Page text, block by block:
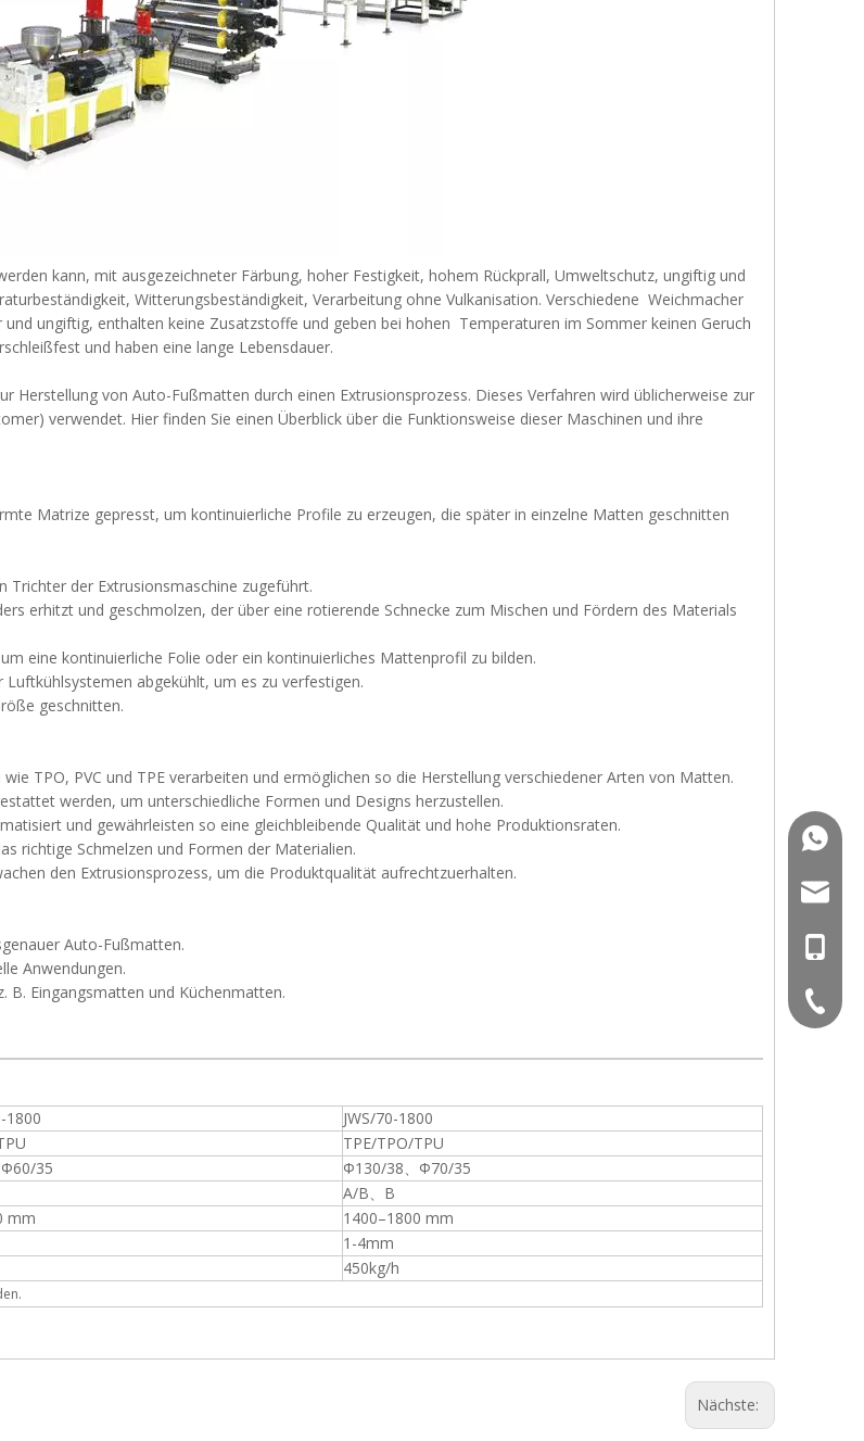
kann, mit ausgezeichneter Färbung, hoher Festigkeit, hohem Rückprall, Umweltschutz, ungiftig und
Witterungsbeständigkeit, Verarbeitung ohne Vulkanisation. Verschiedene Weichmacher
ungiftig, enthalten keine Zusatzstoffe und geben bei hohen Temperaturen im Sommer keinen Geruch
und haben eine lange Lebensdauer.
Herstellung von Auto-Fußmatten durch einen Extrusionsprozess. Dieses Verfahren wird üblicherweise zur
verwendet. Hier finden Sie einen Überblick über die Funktionsweise dieser Maschinen und ihre
Matrize gepresst, um kontinuierliche Profile zu erzeugen, die später in einzelne Matten geschnitten
Trichter der Extrusionsmaschine zugeführt.
erhitzt und geschmolzen, der über eine rotierende Schnecke zum Mischen und Fördern des Materials
eine kontinuierliche Folie oder ein kontinuierliches Mattenprofil zu bilden.
abgekühlt, um es zu verfestigen.
geschnitten.
TPO, PVC und TPE verarbeiten und ermöglichen so die Herstellung verschiedener Arten von Matten.
werden, um unterschiedliche Formen und Designs herzustellen.
und gewährleisten so eine gleichbleibende Qualität und hohe Produktionsraten.
richtige Schmelzen und Formen der Materialien.
den Extrusionsprozess, um die Produktqualität aufrechtzuerhalten.
Auto-Fußmatten.
Anwendungen.
B. Eingangsmatten und Küchenmatten.
1800
JWS/70-1800
TPE/TPO/TPU
35
Ф130/38、Ф70/35
A/B、B
mm
1400–1800 mm
1-4mm
450kg/h
Nächste:
+86-
+86-